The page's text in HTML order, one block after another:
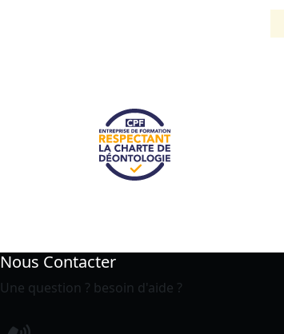
Nous Contacter
Une question ? besoin d'aide ?